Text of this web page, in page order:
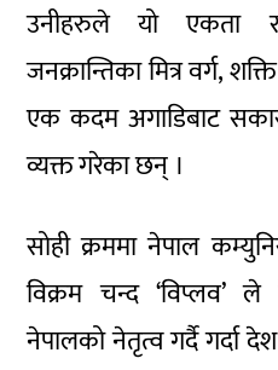
उनीहरुले यो एकता
जनक्रान्तिका मित्र वर्ग,
एक कदम अगाडिबाट
व्यक्त गरेका छन् ।
सोही क्रममा नेपाल
विक्रम चन्द
नेपालको नेतृत्व गर्दै गर्दा